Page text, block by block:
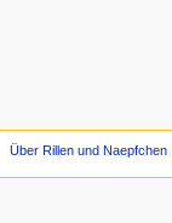
Über Rillen und Naepfchen